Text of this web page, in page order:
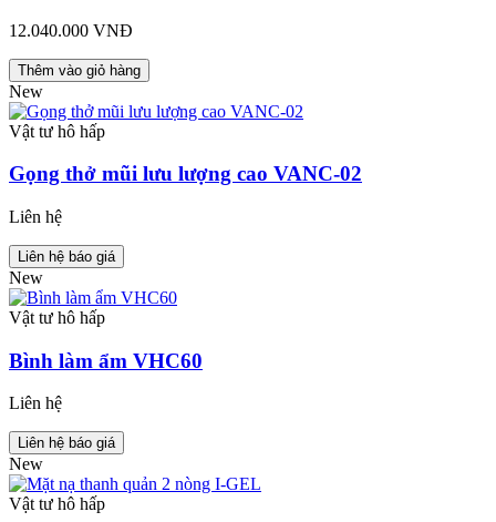
12.040.000 VNĐ
Thêm vào giỏ hàng
New
Vật tư hô hấp
Gọng thở mũi lưu lượng cao VANC-02
Liên hệ
Liên hệ báo giá
New
Vật tư hô hấp
Bình làm ẩm VHC60
Liên hệ
Liên hệ báo giá
New
Vật tư hô hấp